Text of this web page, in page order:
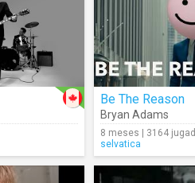
Be The Reason
Bryan Adams
8 meses | 3164
selvatica